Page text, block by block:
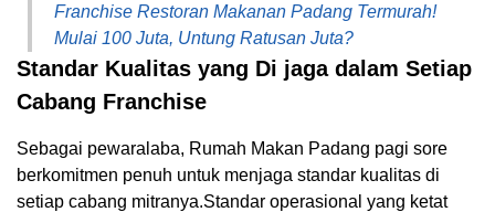
Franchise Restoran Makanan Padang Termurah!
Mulai 100 Juta, Untung Ratusan Juta?
Standar Kualitas yang Di jaga dalam Setiap
Cabang Franchise
Sebagai pewaralaba, Rumah Makan Padang pagi sore
berkomitmen penuh untuk menjaga standar kualitas di
setiap cabang mitranya.Standar operasional yang ketat